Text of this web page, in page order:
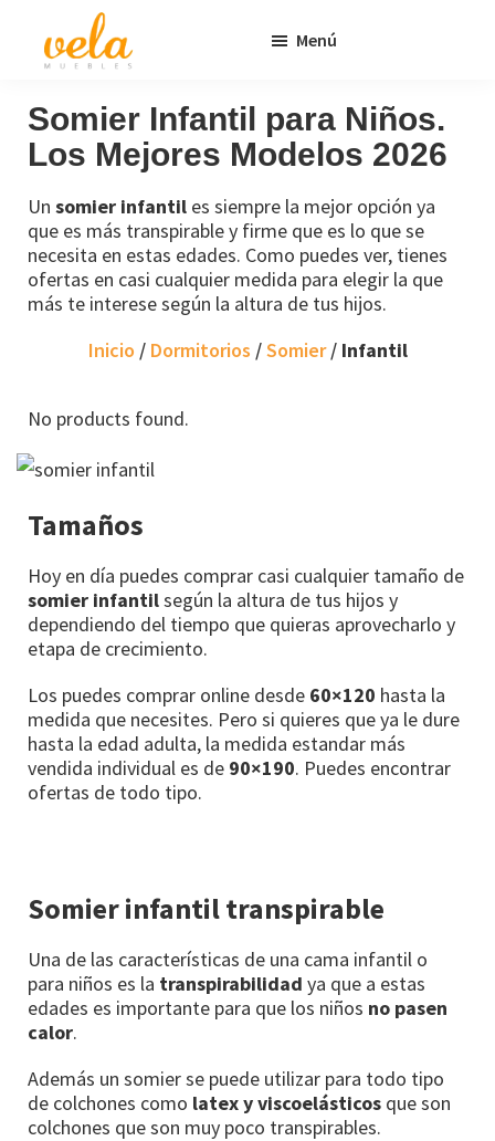
principal
página
Muebles
Baratos
Online
Outlet
Menú
Somier Infantil para Niños.
Los Mejores Modelos 2026
Un somier infantil es siempre la mejor opción ya
que es más transpirable y firme que es lo que se
necesita en estas edades. Como puedes ver, tienes
ofertas en casi cualquier medida para elegir la que
más te interese según la altura de tus hijos.
Inicio / Dormitorios /Somier/ Infantil
No products found.
Tamaños
Hoy en día puedes comprar casi cualquier tamaño de
somier infantilsegún la altura de tus hijos y
dependiendo del tiempo que quieras aprovecharlo y
etapa de crecimiento.
Los puedes comprar online desde 60×120 hasta la
medida que necesites. Pero si quieres que ya le dure
hasta la edad adulta, la medida estandar más
vendida individual es de 90×190. Puedes encontrar
ofertas de todo tipo.
Somier infantil transpirable
Una de las características de una cama infantil o
para niños es la transpirabilidad ya que a estas
edades es importante para que los niños no pasen
calor.
Además un somier se puede utilizar para todo tipo
de colchones como latex y viscoelásticos que son
colchones que son muy poco transpirables.